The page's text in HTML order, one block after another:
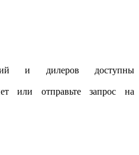
и дилеров доступны
или отправьте запрос на